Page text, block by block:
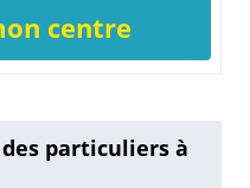
centre
particuliers à